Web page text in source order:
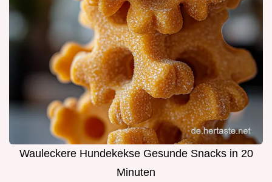
Wauleckere Hundekekse Gesunde Snacks in 20
Minuten